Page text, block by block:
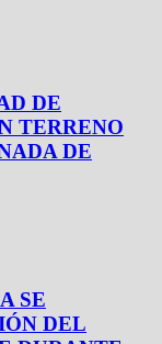
DE
TERRENO
DE
SE
DEL